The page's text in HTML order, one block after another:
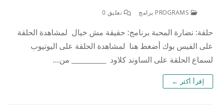
تعليق 0
حلقة: نضارة المحبة برنامج: حقيقة مش خيال لمشاهدة الحلقة
على الفيس بوك أضغط هنا لمشاهدة الحلقة على اليوتيوب
لسماع الحلقة على الساوند كلاود __________ من…
إقرأ أكثر ←